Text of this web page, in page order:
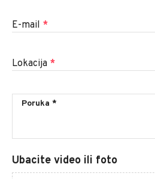
E-mail *
Lokacija *
Ubacite video ili foto